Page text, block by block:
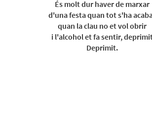
És molt dur haver de marxar
d'una festa quan tot s'ha
quan la clau no et vol obrir
i l'alcohol et fa sentir,
Deprimit.